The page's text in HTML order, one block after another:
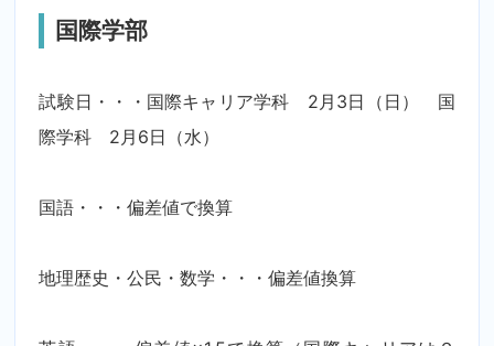
国際学部
試験日・・・国際キャリア学科 2月3日（日） 国
際学科 2月6日（水）
国語・・・偏差値で換算
地理歴史・公民・数学・・・偏差値換算